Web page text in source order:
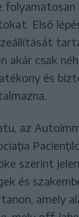
Első
akár csak
és
az
szerint
és
amely